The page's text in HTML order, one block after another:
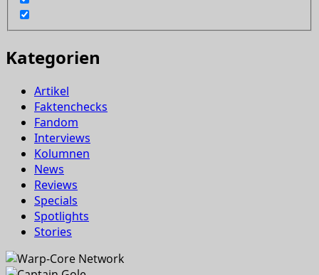
Kategorien
Artikel
Faktenchecks
Fandom
Interviews
Kolumnen
News
Reviews
Specials
Spotlights
Stories